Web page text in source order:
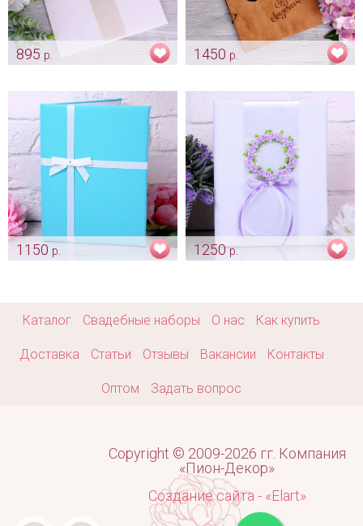
895 р.
свидетельства А4
Арт: pap_0159
1450 р.
1150 р.
1250р.
Каталог Свадебные наборы О нас Как купить
Доставка Статьи Отзывы Вакансии Контакты
Оптом Задать вопрос
Copyright © 2009-2026 гг. Компания
«Пион-Декор»
Создание сайта - «Elart»